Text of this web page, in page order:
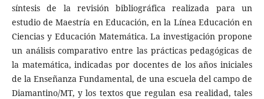
síntesis de la revisión bibliográfica realizada para un
estudio de Maestría en Educación, en la Línea Educación en
Ciencias y Educación Matemática. La investigación propone
un análisis comparativo entre las prácticas pedagógicas de
la matemática, indicadas por docentes de los años iniciales
de la Enseñanza Fundamental, de una escuela del campo de
Diamantino/MT, y los textos que regulan esa realidad, tales